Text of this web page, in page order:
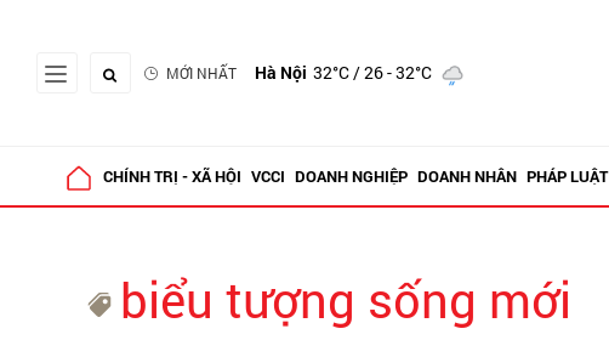
MỚI NHẤT Hà Nội 32°C/ 26 - 32°C
CHÍNH TRỊ - XÃ HỘI VCCI DOANH NGHIỆP DOANH NHÂN PHÁP LUẬT
biểu tượng sống mới